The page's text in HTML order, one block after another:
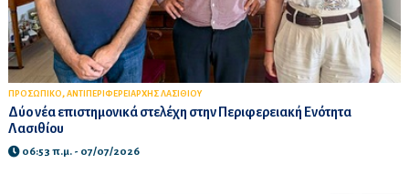
ΠΡΟΣΩΠΙΚΟ, ΑΝΤΙΠΕΡΙΦΕΡΕΙΑΡΧΗΣ ΛΑΣΙΘΙΟΥ
Δύο νέα επιστημονικά στελέχη στην Περιφερειακή Ενότητα
Λασιθίου
06:53 π.μ. - 07/07/2026